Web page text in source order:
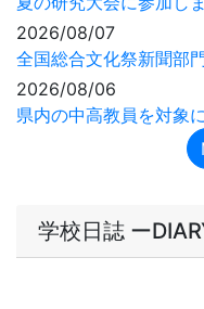
石川県立看
によるウェ
護学講座を
13時
７月２２日（水）、看
施しました。
「患者さんが最後ま
ェルビーイング）な生